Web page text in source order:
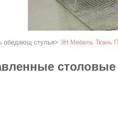
обедающ стулья> 3H Мебель Ткань